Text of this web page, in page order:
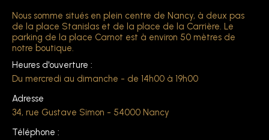
Nous somme situés en plein centre de Nancy, à deux pas
de la place Stanislas et de la place de la Carrière. Le
parking de la place Carnot est à environ 50 mètres de
notre boutique.
Heures d'ouverture :
Du mercredi au dimanche - de 14h00 à 19h00
Adresse
34, rue Gustave Simon - 54000 Nancy
Téléphone :